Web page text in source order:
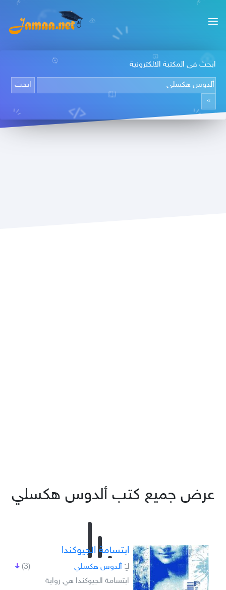
ابحث في المكتبة الالكترونية
عرض جميع كتب ألدوس هكسلي
ابتسامة الجيوكندا
(3) لـِ: ألدوس هكسلي
ابتسامة الجيوكندا هي رواية